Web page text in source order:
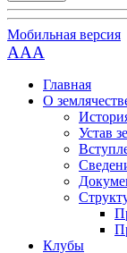
Мобильная версия
AAA
Главная
О
Устав
Клубы